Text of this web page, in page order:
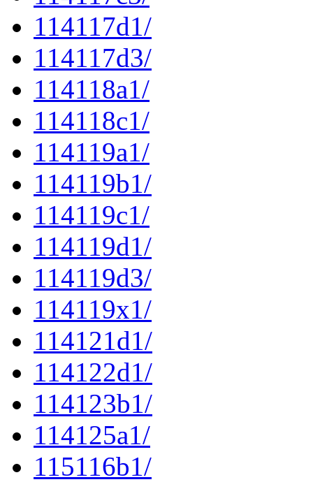
114117d1/
114117d3/
114118a1/
114118c1/
114119a1/
114119b1/
114119c1/
114119d1/
114119d3/
114119x1/
114121d1/
114122d1/
114123b1/
114125a1/
115116b1/